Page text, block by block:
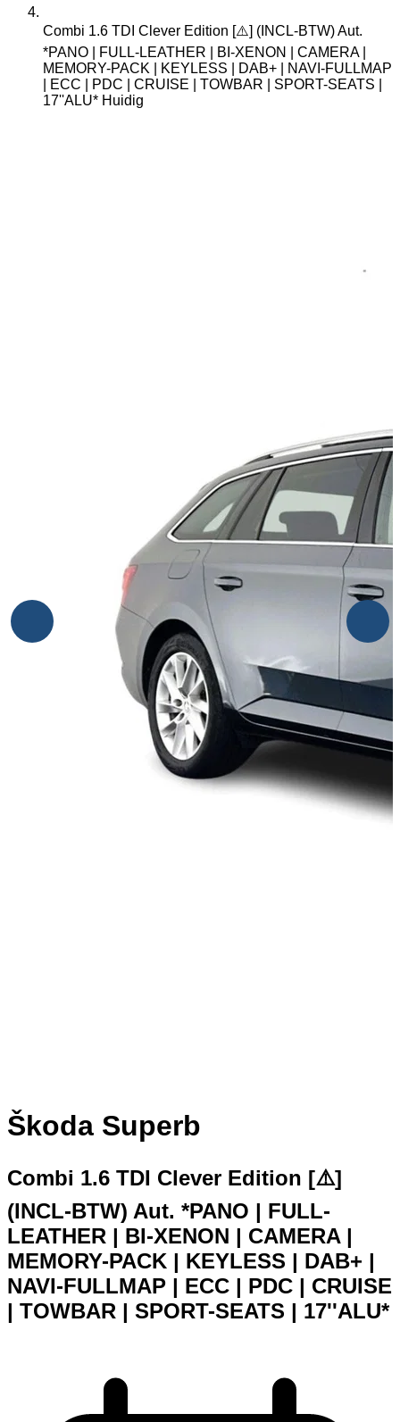
Combi 1.6 TDI Clever Edition [⚠️] (INCL-BTW) Aut.
*PANO | FULL-LEATHER | BI-XENON | CAMERA |
MEMORY-PACK | KEYLESS | DAB+ | NAVI-FULLMAP
| ECC | PDC | CRUISE | TOWBAR | SPORT-SEATS |
17''ALU* Huidig
Škoda Superb
Combi 1.6 TDI Clever Edition [⚠️]
(INCL-BTW) Aut. *PANO | FULL-
LEATHER | BI-XENON | CAMERA |
MEMORY-PACK | KEYLESS | DAB+ |
NAVI-FULLMAP | ECC | PDC | CRUISE
| TOWBAR | SPORT-SEATS | 17''ALU*